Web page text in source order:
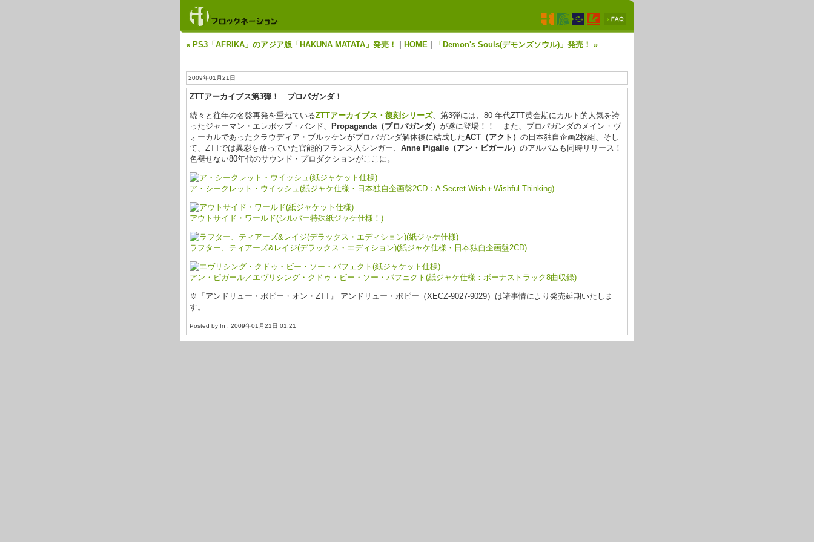
« PS3「AFRIKA」のアジア版「HAKUNA MATATA」発売！ HOME 「Demon's Souls(デモンズソウル)」発売！ »
2009年01月21日
ZTTアーカイブス第3弾！ プロパガンダ！
続々と往年の名盤再発を重ねているZTTアーカイブス・復刻シリーズ、第3弾には、80 年代ZTT黄金期にカルト的人気を誇
ったジャーマン・エレポップ・バンド、
Propaganda（プロパガンダ） が遂に登場！！ また、プロパガンダのメイン・ヴ
ォーカルであったクラウディア・ブルッケンがプロパガンダ解体後に結成したACT（アクト） の日本独自企画2枚組、そし
て、ZTTでは異彩を放っていた官能的フランス人シンガー、 Anne Pigalle（アン・ピガール） のアルバムも同時リリース！
色褪せない80年代のサウンド・プロダクションがここに。
ア・シークレット・ウイッシュ(紙ジャケ仕様・日本独自企画盤2CD：A Secret Wish＋Wishful Thinking)
アウトサイド・ワールド(シルバー特殊紙ジャケ仕様！)
ラフター、ティアーズ&レイジ(デラックス・エディション)(紙ジャケ仕様・日本独自企画盤2CD)
アン・ピガール／エヴリシング・クドゥ・ビー・ソー・パフェクト(紙ジャケ仕様：ボーナストラック8曲収録)
※『アンドリュー・ポピー・オン・ZTT』 アンドリュー・ポピー（XECZ-9027-9029）は諸事情により発売延期いたしま
す。
Posted by fn : 2009年01月21日 01:21